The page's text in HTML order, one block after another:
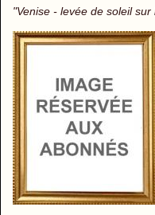
"Venise - levée de soleil